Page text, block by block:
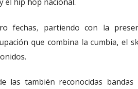
fechas, partiendo con la
que combina la cumbia, el
las también reconocidas bandas